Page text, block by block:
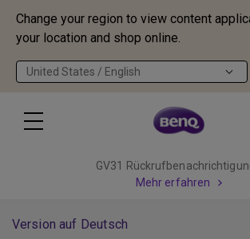
Change your region to view content
your location and shop online.
United States / English
GV31
Mehr erfahren
Version auf Deutsch